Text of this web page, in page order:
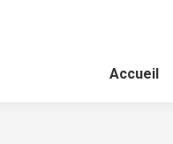
Accueil